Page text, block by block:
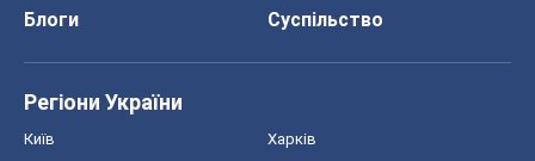
Блоги
Суспільство
Регіони України
Київ Харків